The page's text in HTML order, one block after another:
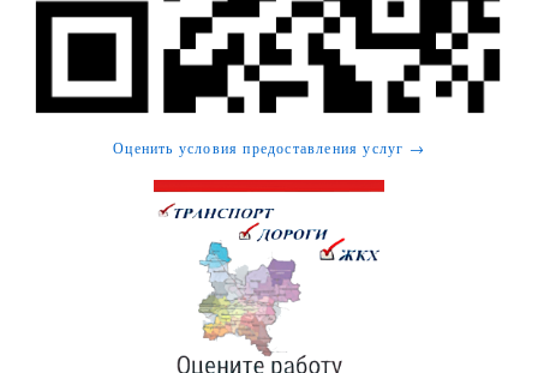
Оценить условия предоставления услуг →